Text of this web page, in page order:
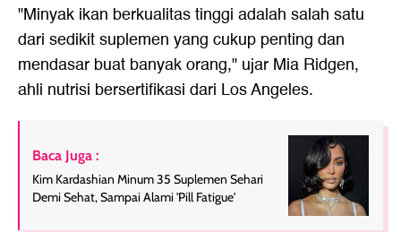
"Minyak ikan berkualitas tinggi adalah salah satu
dari sedikit suplemen yang cukup penting dan
mendasar buat banyak orang," ujar Mia Ridgen,
ahli nutrisi bersertifikasi dari Los Angeles.
Baca Juga :
Kim Kardashian Minum 35 Suplemen Sehari
Demi Sehat, Sampai Alami 'Pill Fatigue'